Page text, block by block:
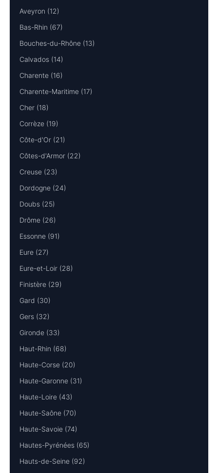
Aveyron (12)
Bas-Rhin (67)
Bouches-du-Rhône (13)
Calvados (14)
Charente (16)
Charente-Maritime (17)
Cher (18)
Corrèze (19)
Côte-d'Or (21)
Côtes-d'Armor (22)
Creuse (23)
Dordogne (24)
Doubs (25)
Drôme (26)
Essonne (91)
Eure (27)
Eure-et-Loir (28)
Finistère (29)
Gard (30)
Gers (32)
Gironde (33)
Haut-Rhin (68)
Haute-Corse (20)
Haute-Garonne (31)
Haute-Loire (43)
Haute-Saône (70)
Haute-Savoie (74)
Hautes-Pyrénées (65)
Hauts-de-Seine (92)